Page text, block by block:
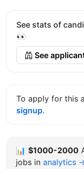
See stats of
👀
See
To apply for this
signup.
📊 $1000-2000
jobs in analytics